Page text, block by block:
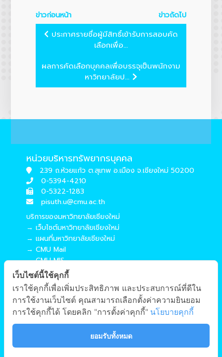
ข่าวก่อนหน้า
ข่าวถัดไป
ประกาศรายชื่อผู้มีสิทธิ์เข้ารับการสอบคัด
เลือกเพื่อ...
ผลการคัดเลือกบุคคลเพื่อบรรจุเป็นพนักงาม
หาวิทยาลัยป...
หน่วยบริหารทรัพยากรบุคคล
239 ถ.ห้วยแก้ว ต.สุเทพ อ.เมือง จ.เชียงใหม่ 50200
0-5394-4210
0-5322-1283
pisuth.u@cmu.ac.th
บริการของมหาวิทยาลัยเชียงใหม่
→ เว็บไซต์มหาวิทยาลัยเชียงใหม่
→ แผนที่มหาวิทยาลัยเชียงใหม่
→ CMU Mail
→ CMU MIS
→ CMU SIS
→ CMU WiFi
บริการของคณะศึกษาศาสตร์
→ เว็บไซต์คณะศึกษาศาสตร์
→ ระบบจัดการเว็บไซต์
เว็บไซต์นี้ใช้คุกกี้
เราใช้คุกกี้เพื่อเพิ่มประสิทธิภาพ และประสบการณ์ที่ดีใน
การใช้งานเว็บไซต์ คุณสามารถเลือกตั้งค่าความยินยอม
การใช้คุกกี้ได้ โดยคลิก "การตั้งค่าคุกกี้" นโยบายคุกกี้
ยอมรับทั้งหมด